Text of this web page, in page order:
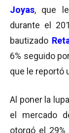
Joyas, que
durante el
bautizado
6% seguido
que le reportó
Al poner la
el mercado
otorgó el